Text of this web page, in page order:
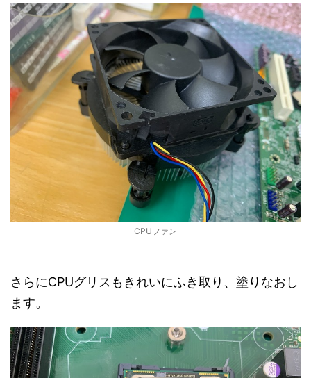
CPUファン
さらにCPUグリスもきれいにふき取り、塗りなおし
ます。